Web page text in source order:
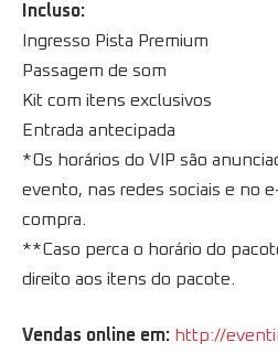
Incluso:
Ingresso Pista Premium
Passagem de som
Kit com itens exclusivos
Entrada antecipada
*Os horários do VIP são
evento, nas redes sociais e no
compra.
**Caso perca o horário do
direito aos itens do pacote.
Vendas online em: http://